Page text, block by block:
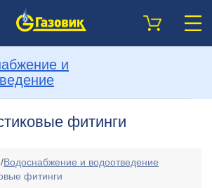
и
фитинги
/Водоснабжение и водоотведение
фитинги